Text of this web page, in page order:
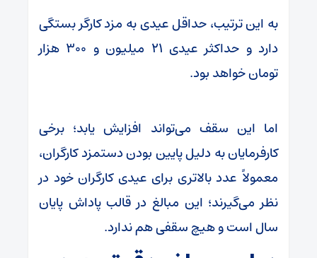
به این ترتیب، حداقل عیدی به مزد کارگر بستگی
دارد و حداکثر عیدی ۲۱ میلیون و ۳۰۰ هزار
تومان خواهد بود.
اما این سقف می‌تواند افزایش یابد؛ برخی
کارفرمایان به دلیل پایین بودن دستمزد کارگران،
معمولاً عدد بالاتری برای عیدی کارگران خود در
نظر می‌گیرند؛ این مبالغ در قالب پاداش پایان
سال است و هیچ سقفی هم ندارد.